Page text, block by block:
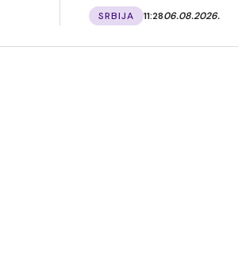
SRBIJA 11:2806.08.2026.